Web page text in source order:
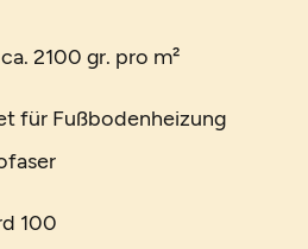
2100 gr. pro m²
für Fußbodenheizung
100